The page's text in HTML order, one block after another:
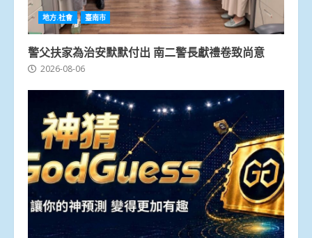
地方.社會 臺南市
警父扶家為治安默默付出 南二警長獻禮卷致尚意
2026-08-06